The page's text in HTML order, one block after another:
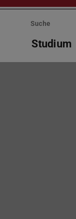
Suche
Studium